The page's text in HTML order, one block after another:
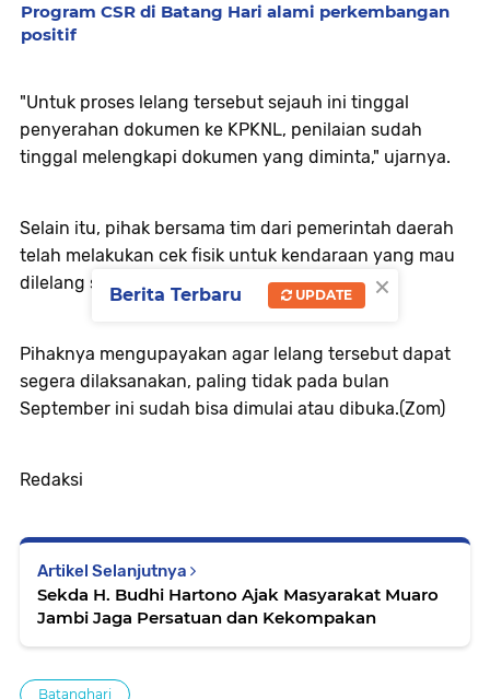
Program CSR di Batang Hari alami perkembangan
positif
"Untuk proses lelang tersebut sejauh ini tinggal
penyerahan dokumen ke KPKNL, penilaian sudah
tinggal melengkapi dokumen yang diminta," ujarnya.
Selain itu, pihak bersama tim dari pemerintah daerah
telah melakukan cek fisik untuk kendaraan yang mau
dilelang sebanyak 55 unit.
Pihaknya mengupayakan agar lelang tersebut dapat
segera dilaksanakan, paling tidak pada bulan
September ini sudah bisa dimulai atau dibuka.(Zom)
Redaksi
Artikel Selanjutnya
Sekda H. Budhi Hartono Ajak Masyarakat Muaro
Jambi Jaga Persatuan dan Kekompakan
Batanghari
×
Berita Terbaru UPDATE